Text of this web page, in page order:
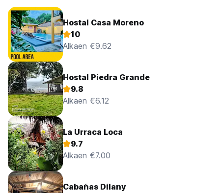
Hostal Casa Moreno
10
Alkaen €9.62
Hostal Piedra Grande
9.8
Alkaen €6.12
La Urraca Loca
9.7
Alkaen €7.00
Cabañas Dilany